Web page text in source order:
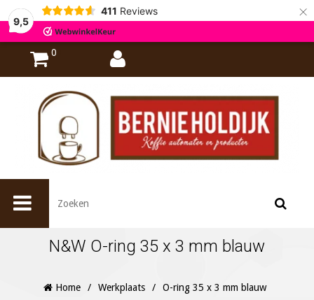
9,5
411 Reviews ×
0
N&W O-ring 35 x 3 mm blauw
Home / Werkplaats / O-ring 35 x 3 mm blauw